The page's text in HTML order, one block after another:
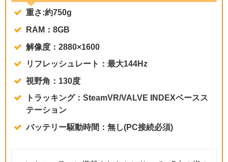
重さ:約750g
RAM：8GB
解像度：2880×1600
リフレッシュレート：最大144Hz
視野角：130度
トラッキング：SteamVR/VALVE INDEXベースス
テーション
バッテリー駆動時間：無し(PC接続必須)